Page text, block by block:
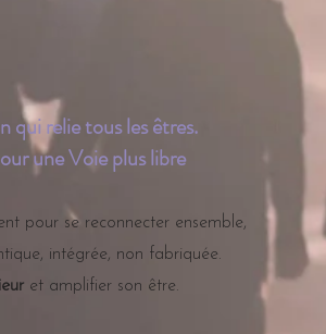
qui relie tous les êtres.
une Voie plus libre
pour se reconnecter ensemble,
intégrée, non fabriquée.
et amplifier son être.